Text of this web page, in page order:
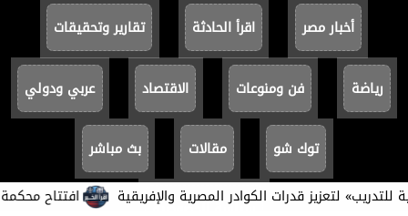
افتتاح محكمة لتعزيز قدرات الكوادر المصرية والإفريقية
أخبار مصر اقرأ الحادثة تقارير وتحقيقات
رياضة فن ومنوعات الاقتصاد عربي ودولي
توك شو مقالات بث مباشر
سياسة الخصوصية